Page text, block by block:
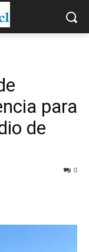
para
de
0